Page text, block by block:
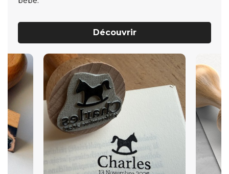
Découvrir